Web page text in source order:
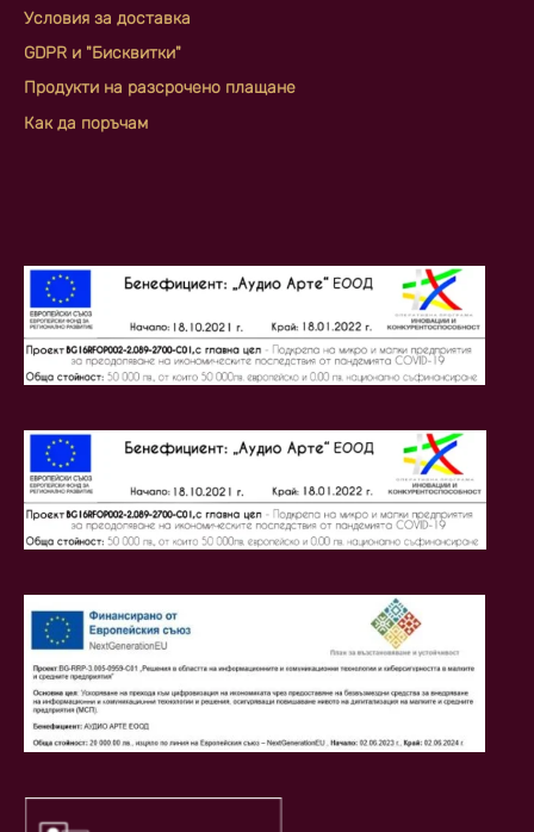
Условия за доставка
GDPR и "Бисквитки"
Продукти на разсрочено плащане
Как да поръчам